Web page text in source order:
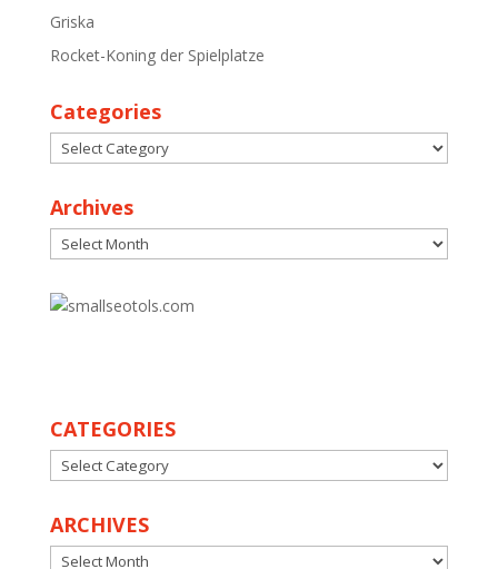
Griska
Rocket-Koning der Spielplatze
Categories
Categories
Archives
Archives
CATEGORIES
CATEGORIES
ARCHIVES
ARCHIVES